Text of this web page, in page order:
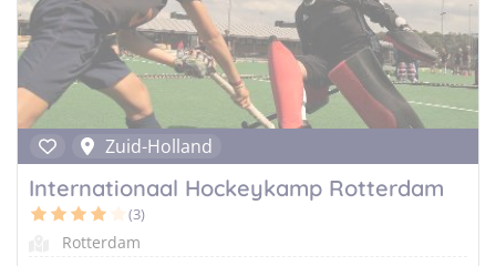
Zuid-Holland
Internationaal Hockeykamp Rotterdam
(3)
Rotterdam